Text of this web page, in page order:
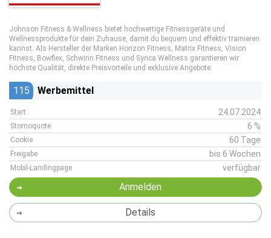
Johnson Fitness & Wellness bietet hochwertige Fitnessgeräte und
Wellnessprodukte für dein Zuhause, damit du bequem und effektiv trainieren
kannst. Als Hersteller der Marken Horizon Fitness, Matrix Fitness, Vision
Fitness, Bowflex, Schwinn Fitness und Synca Wellness garantieren wir
höchste Qualität, direkte Preisvorteile und exklusive Angebote.
115 Werbemittel
Start 24.07.2024
Stornoquote 6 %
Cookie 60 Tage
Freigabe bis 6 Wochen
Mobil-Landingpage verfügbar
Anmelden
Details